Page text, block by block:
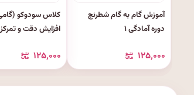
آموزش گام به گام شطرنج
دوره آمادگی ۱
۱۲۵٬۰۰۰
کلاس سودوکو (گامی
افزایش دقت و
۱۲۵٬۰۰۰